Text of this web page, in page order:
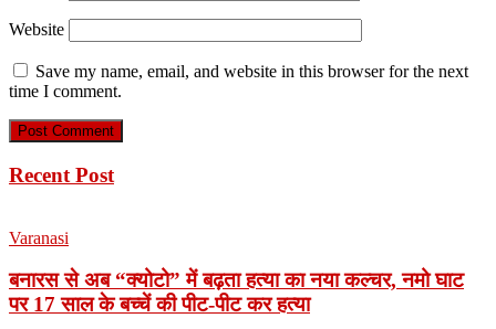
Website
Save my name, email, and website in this browser for the next
time I comment.
Recent Post
Varanasi
बनारस से अब “क्योटो” में बढ़ता हत्या का नया कल्चर, नमो घाट
पर 17 साल के बच्चें की पीट-पीट कर हत्या